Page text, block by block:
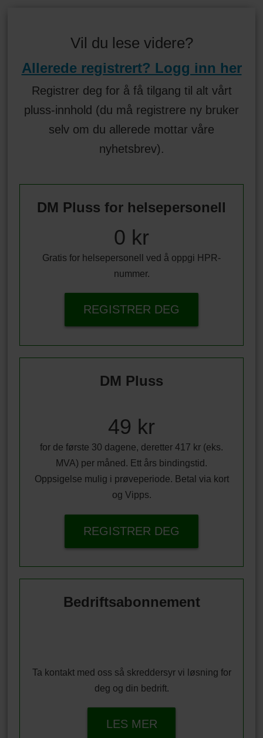
Vil du lese videre?
Allerede registrert? Logg inn her
Registrer deg for å få tilgang til alt vårt
pluss-innhold (du må registrere ny bruker
selv om du allerede mottar våre
nyhetsbrev).
DM Pluss for helsepersonell
0 kr
Gratis for helsepersonell ved å oppgi HPR-
nummer.
REGISTRER DEG
DM Pluss
49 kr
for de første 30 dagene, deretter 417 kr (eks.
MVA) per måned. Ett års bindingstid.
Oppsigelse mulig i prøveperiode. Betal via kort
og Vipps.
REGISTRER DEG
Bedriftsabonnement
Ta kontakt med oss så skreddersyr vi løsning for
deg og din bedrift.
LES MER